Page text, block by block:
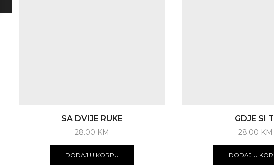
SA DVIJE RUKE
28.00 KM
DODAJ U KORPU
GDJE SI TI
28.00 KM
DODAJ U